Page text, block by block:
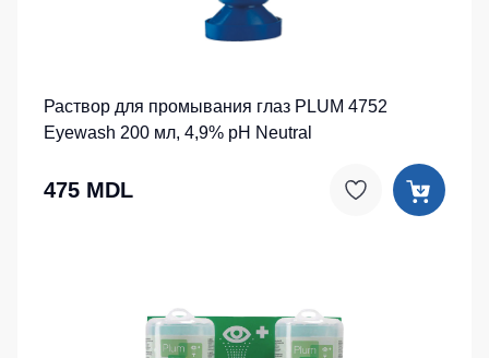
Раствор для промывания глаз PLUM 4752
Eyewash 200 мл, 4,9% pH Neutral
475 MDL